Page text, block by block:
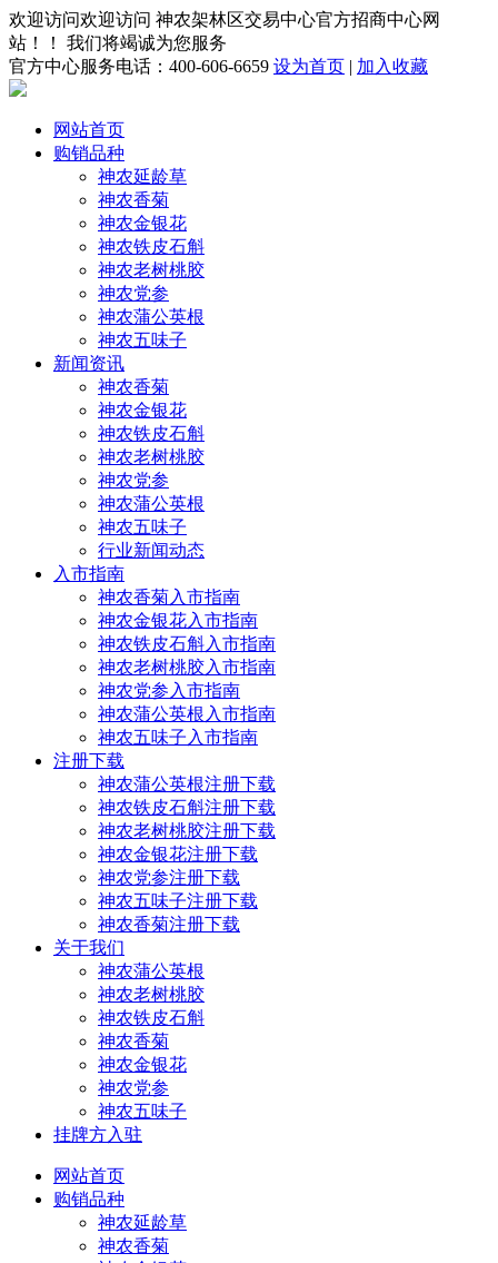
欢迎访问欢迎访问 神农架林区交易中心官方招商中心网
站！！ 我们将竭诚为您服务
官方中心服务电话：400-606-6659 设为首页 | 加入收藏
网站首页
购销品种
神农延龄草
神农香菊
神农金银花
神农铁皮石斛
神农老树桃胶
神农党参
神农蒲公英根
神农五味子
新闻资讯
神农香菊
神农金银花
神农铁皮石斛
神农老树桃胶
神农党参
神农蒲公英根
神农五味子
行业新闻动态
入市指南
神农香菊入市指南
神农金银花入市指南
神农铁皮石斛入市指南
神农老树桃胶入市指南
神农党参入市指南
神农蒲公英根入市指南
神农五味子入市指南
注册下载
神农蒲公英根注册下载
神农铁皮石斛注册下载
神农老树桃胶注册下载
神农金银花注册下载
神农党参注册下载
神农五味子注册下载
神农香菊注册下载
关于我们
神农蒲公英根
神农老树桃胶
神农铁皮石斛
神农香菊
神农金银花
神农党参
神农五味子
挂牌方入驻
网站首页
购销品种
神农延龄草
神农香菊